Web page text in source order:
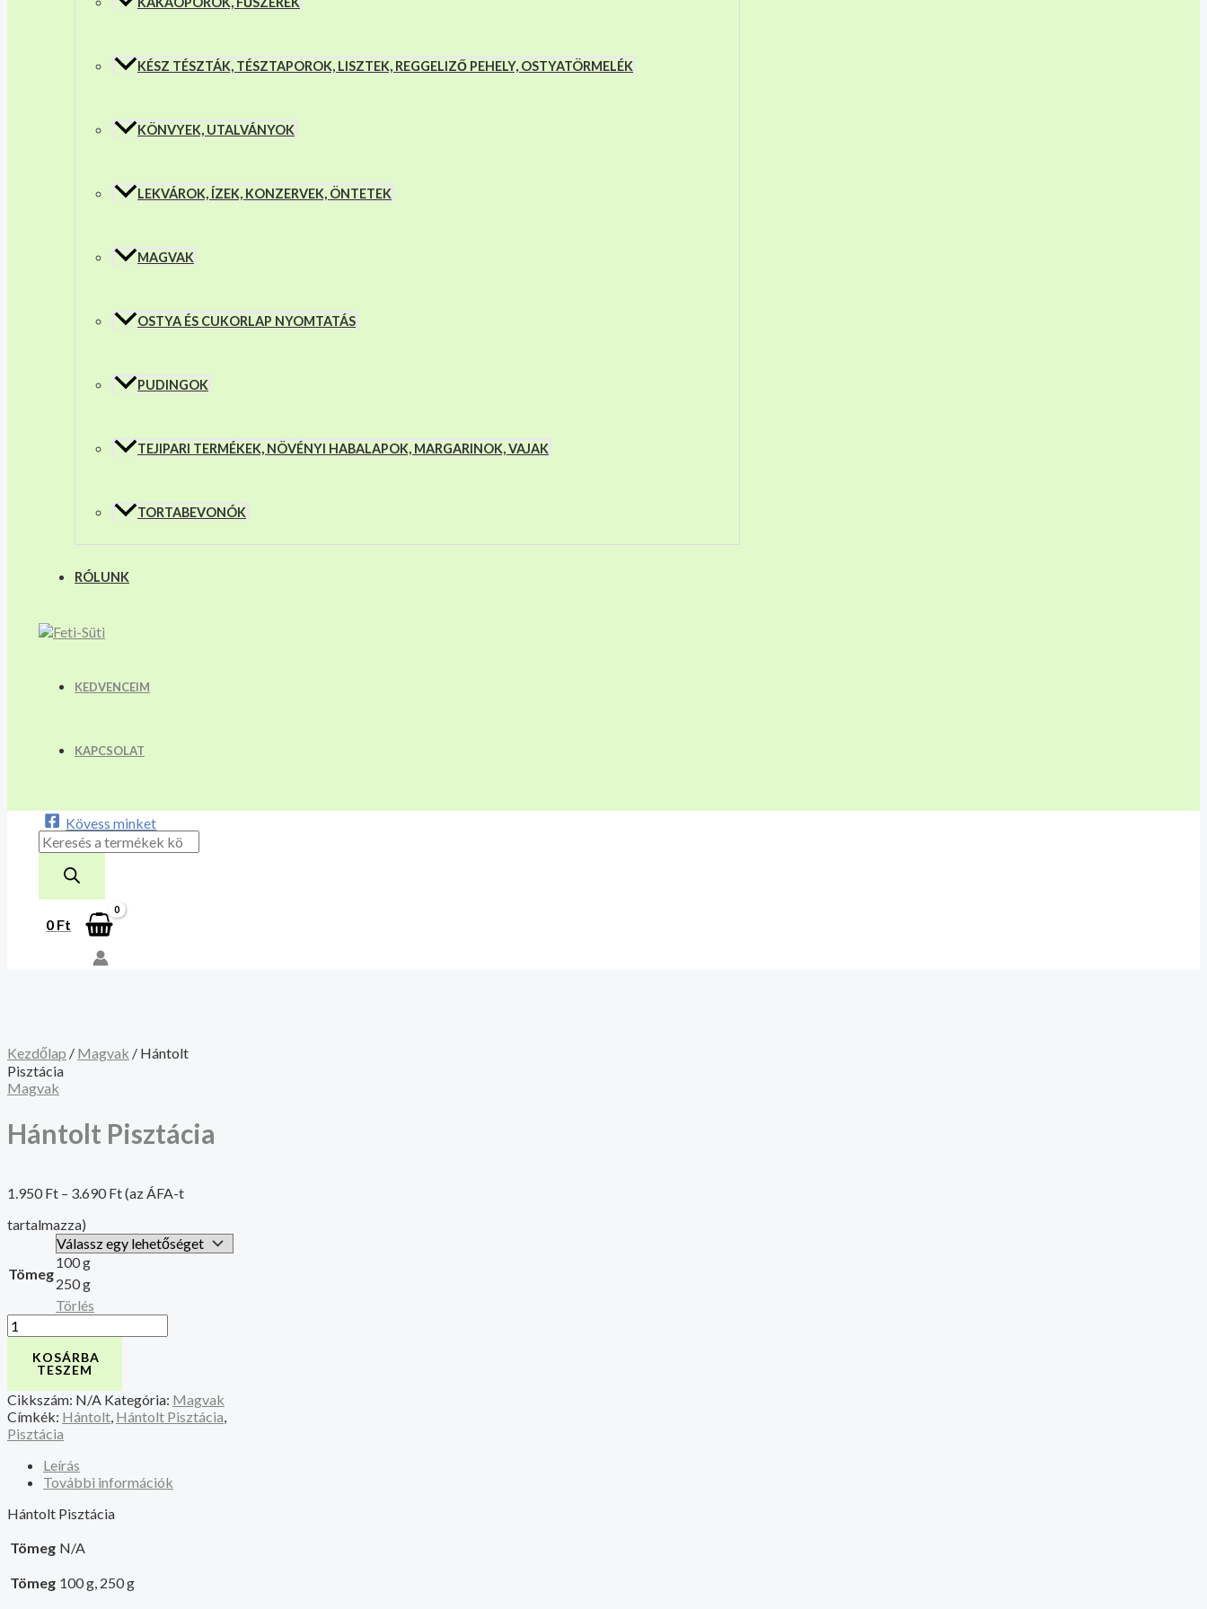
KÉSZ TÉSZTÁK, TÉSZTAPOROK, LISZTEK, REGGELIZŐ PEHELY, OSTYATÖRMELÉK
KÖNVYEK, UTALVÁNYOK
LEKVÁROK, ÍZEK, KONZERVEK, ÖNTETEK
MAGVAK
OSTYA ÉS CUKORLAP NYOMTATÁS
PUDINGOK
TEJIPARI TERMÉKEK, NÖVÉNYI HABALAPOK, MARGARINOK, VAJAK
TORTABEVONÓK
RÓLUNK
KEDVENCEIM
KAPCSOLAT
Kövess minket
0 Ft
Kezdőlap / Magvak / Hántolt
Pisztácia
Magvak
Hántolt Pisztácia
1.950Ft – 3.690Ft(az ÁFA-t
tartalmazza)
Tömeg
100 g
250 g
Törlés
KOSÁRBA
TESZEM
Cikkszám: N/A Kategória: Magvak
Címkék: Hántolt, Hántolt Pisztácia,
Pisztácia
Leírás
További információk
Hántolt Pisztácia
Tömeg N/A
Tömeg 100 g, 250 g